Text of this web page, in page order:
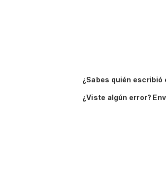
¿Sabes quién escribió
¿Viste algún error?